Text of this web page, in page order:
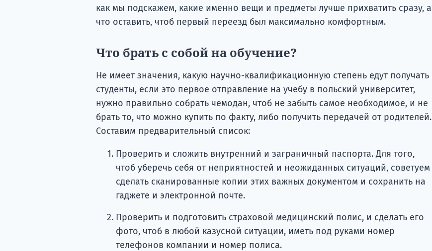
как мы подскажем, какие именно вещи и предметы лучше прихватить сразу, а
что оставить, чтоб первый переезд был максимально комфортным.
Что брать с собой на обучение?
Не имеет значения, какую научно-квалификационную степень едут получать
студенты, если это первое отправление на учебу в польский университет,
нужно правильно собрать чемодан, чтоб не забыть самое необходимое, и не
брать то, что можно купить по факту, либо получить передачей от родителей.
Составим предварительный список:
Проверить и сложить внутренний и заграничный паспорта. Для того,
чтоб уберечь себя от неприятностей и неожиданных ситуаций, советуем
сделать сканированные копии этих важных документом и сохранить на
гаджете и электронной почте.
Проверить и подготовить страховой медицинский полис, и сделать его
фото, чтоб в любой казусной ситуации, иметь под руками номер
телефонов компании и номер полиса.